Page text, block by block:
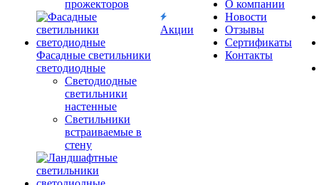
прожекторов
Фасадные светильники
светодиодные
Светодиодные
светильники
настенные
Светильники
встраиваемые в
стену
Акции
О компании
Новости
Отзывы
Сертификаты
Контакты